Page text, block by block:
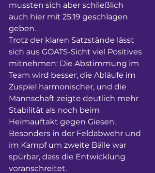
mussten sich aber schließlich
auch hier mit 25:19 geschlagen
geben.
Trotz der klaren Satzstände lässt
sich aus GOATS-Sicht viel Positives
mitnehmen: Die Abstimmung im
Team wird besser, die Abläufe im
Zuspiel harmonischer, und die
Mannschaft zeigte deutlich mehr
Stabilität als noch beim
Heimauftakt gegen Giesen.
Besonders in der Feldabwehr und
im Kampf um zweite Bälle war
spürbar, dass die Entwicklung
voranschreitet.